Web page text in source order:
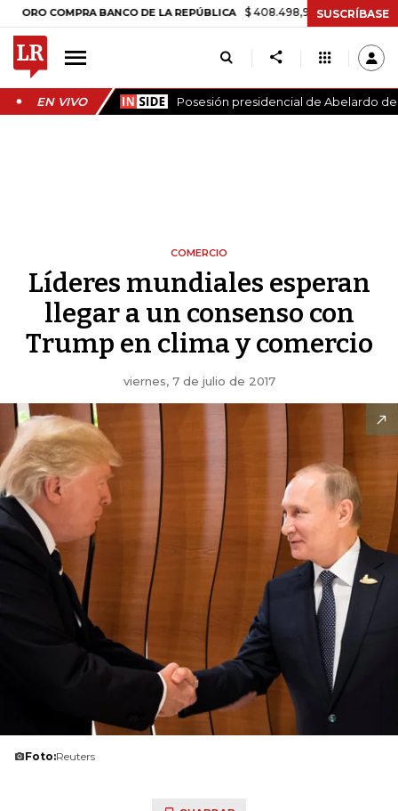
BANCO DE LA REPÚBLICA $ 408.498,97 +$ 8.753,81 +2,19%
SUSCRÍBASE
EN VIVO Posesión presidencial de Abelardo de
COMERCIO
Líderes mundiales esperan
llegar a un consenso con
Trump en clima y comercio
viernes, 7 de julio de 2017
Foto:Reuters